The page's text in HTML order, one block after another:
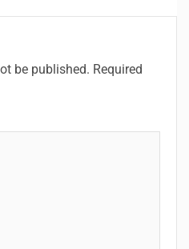
be published. Required